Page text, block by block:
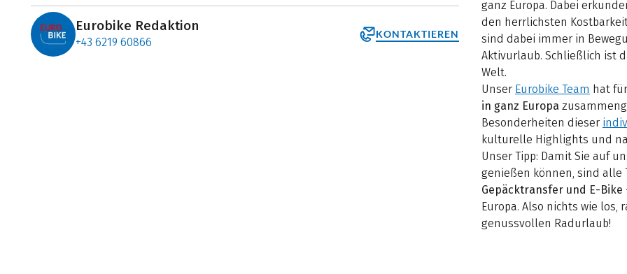
Eurobike Redaktion
+43 6219 60866
KONTAKTIEREN
ganz Europa. Dabei
den herrlichsten
sind dabei immer in
Aktivurlaub. Schließlich ist
Welt.
Unser Eurobike Team hat
in ganz Europa
Besonderheiten dieser
kulturelle Highlights und
Unser Tipp: Damit Sie auf
genießen können, sind alle
Gepäcktransfer und E-Bike
Europa. Also nichts wie
genussvollen Radurlaub!